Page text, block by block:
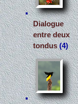
Dialogue
entre deux
tondus(4)